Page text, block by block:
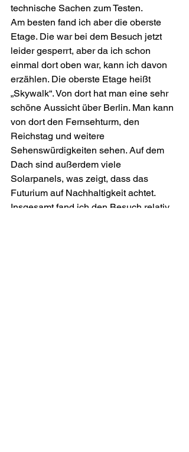
technische Sachen zum Testen.
Am besten fand ich aber die oberste
Etage. Die war bei dem Besuch jetzt
leider gesperrt, aber da ich schon
einmal dort oben war, kann ich davon
erzählen. Die oberste Etage heißt
„Skywalk“. Von dort hat man eine sehr
schöne Aussicht über Berlin. Man kann
von dort den Fernsehturm, den
Reichstag und weitere
Sehenswürdigkeiten sehen. Auf dem
Dach sind außerdem viele
Solarpanels, was zeigt, dass das
Futurium auf Nachhaltigkeit achtet.
Insgesamt fand ich den Besuch relativ